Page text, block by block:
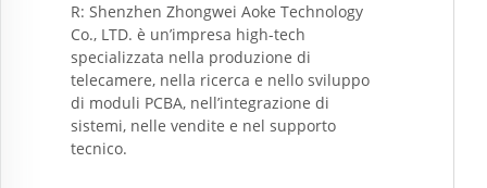
R: Shenzhen Zhongwei Aoke Technology
Co., LTD. è un’impresa high-tech
specializzata nella produzione di
telecamere, nella ricerca e nello sviluppo
di moduli PCBA, nell’integrazione di
sistemi, nelle vendite e nel supporto
tecnico.